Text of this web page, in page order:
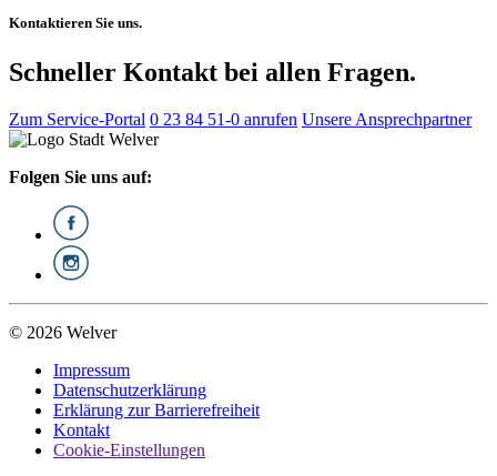
Kontaktieren Sie uns.
Schneller Kontakt bei allen Fragen.
Zum Service-Portal 0 23 84 51-0 anrufen Unsere Ansprechpartner
Folgen Sie uns auf:
© 2026 Welver
Impressum
Datenschutzerklärung
Erklärung zur Barrierefreiheit
Kontakt
Cookie-Einstellungen